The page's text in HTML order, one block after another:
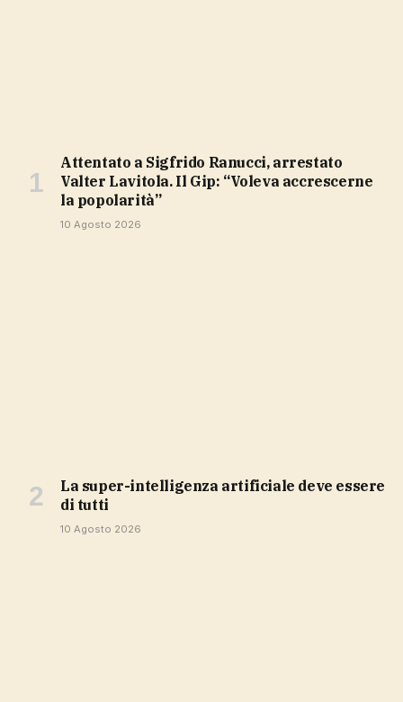
Attentato a Sigfrido Ranucci, arrestato
Valter Lavitola. Il Gip: “Voleva accrescerne
la popolarità”
10 Agosto 2026
la super-intelligenza artificiale deve essere
di tutti
10 Agosto 2026